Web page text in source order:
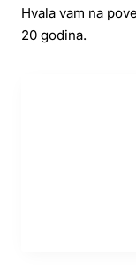
Hvala vam na
20 godina.